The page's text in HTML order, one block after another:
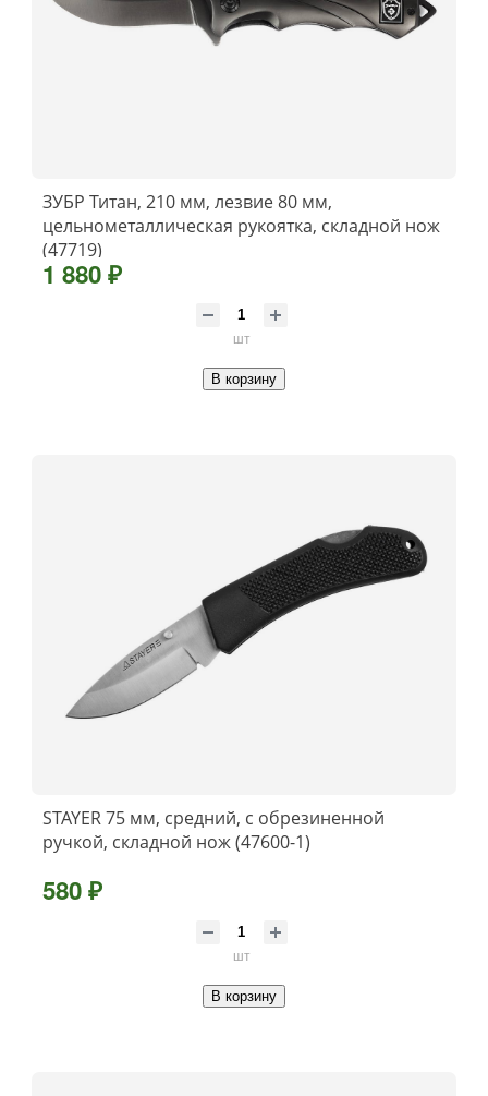
ЗУБР Титан, 210 мм, лезвие 80 мм,
цельнометаллическая рукоятка, складной нож
(47719)
1 880 ₽
шт
В корзину
STAYER 75 мм, средний, с обрезиненной
ручкой, складной нож (47600-1)
580 ₽
шт
В корзину